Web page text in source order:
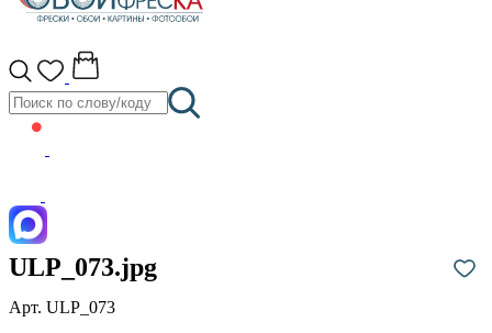
ULP_073.jpg
Арт. ULP_073